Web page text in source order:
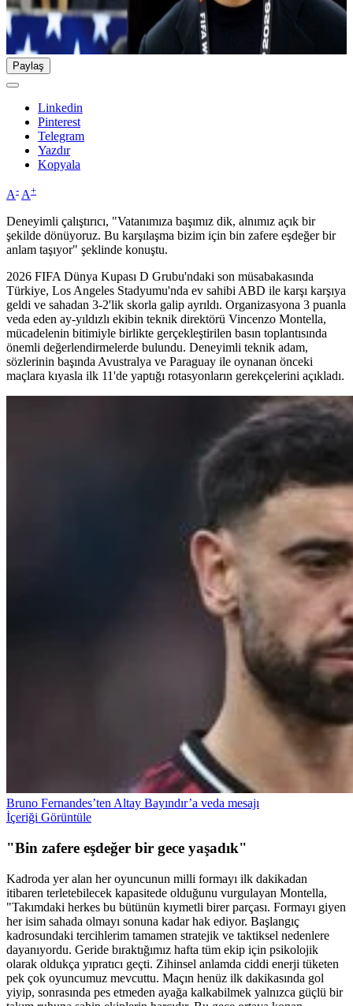
Paylaş
Linkedin
Pinterest
Telegram
Yazdır
Kopyala
A- A+
Deneyimli çalıştırıcı, "Vatanımıza başımız dik, alnımız açık bir
şekilde dönüyoruz. Bu karşılaşma bizim için bin zafere eşdeğer bir
anlam taşıyor" şeklinde konuştu.
2026 FIFA Dünya Kupası D Grubu'ndaki son müsabakasında
Türkiye, Los Angeles Stadyumu'nda ev sahibi ABD ile karşı karşıya
geldi ve sahadan 3-2'lik skorla galip ayrıldı. Organizasyona 3 puanla
veda eden ay-yıldızlı ekibin teknik direktörü Vincenzo Montella,
mücadelenin bitimiyle birlikte gerçekleştirilen basın toplantısında
önemli değerlendirmelerde bulundu. Deneyimli teknik adam,
sözlerinin başında Avustralya ve Paraguay ile oynanan önceki
maçlara kıyasla ilk 11'de yaptığı rotasyonların gerekçelerini açıkladı.
Bruno Fernandes’ten Altay Bayındır’a veda mesajı
İçeriği Görüntüle
"Bin zafere eşdeğer bir gece yaşadık"
Kadroda yer alan her oyuncunun milli formayı ilk dakikadan
itibaren terletebilecek kapasitede olduğunu vurgulayan Montella,
"Takımdaki herkes bu bütünün kıymetli birer parçası. Formayı giyen
her isim sahada olmayı sonuna kadar hak ediyor. Başlangıç
kadrosundaki tercihlerim tamamen stratejik ve taktiksel nedenlere
dayanıyordu. Geride bıraktığımız hafta tüm ekip için psikolojik
olarak oldukça yıpratıcı geçti. Zihinsel anlamda ciddi enerji tüketen
pek çok oyuncumuz mevcuttu. Maçın henüz ilk dakikasında gol
yiyip, sonrasında pes etmeden ayağa kalkabilmek yalnızca güçlü bir